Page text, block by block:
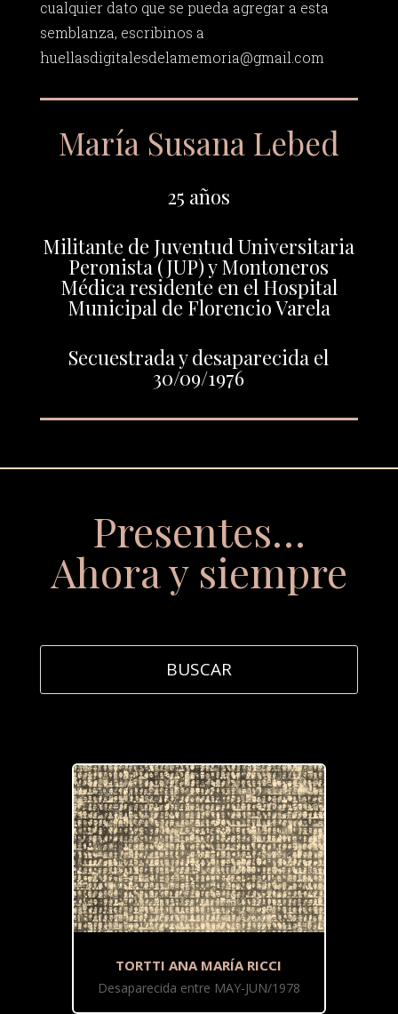
cualquier dato que se pueda agregar a esta
semblanza, escribinos a
huellasdigitalesdelamemoria@gmail.com
María Susana Lebed
25 años
Militante de Juventud Universitaria
Peronista (JUP) y Montoneros
Médica residente en el Hospital
Municipal de Florencio Varela
Secuestrada y desaparecida el
30/09/1976
Presentes…
Ahora y siempre
TORTTI ANA MARÍA RICCI
Desaparecida entre MAY-JUN/1978